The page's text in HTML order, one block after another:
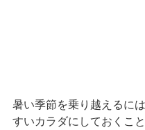
暑い季節を乗り越えるに
すいカラダにしておくこ